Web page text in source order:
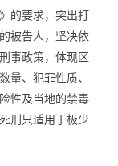
的要求，突出打
被告人，坚决依
事政策，体现区
量、犯罪性质、
性及当地的禁毒
刑只适用于极少